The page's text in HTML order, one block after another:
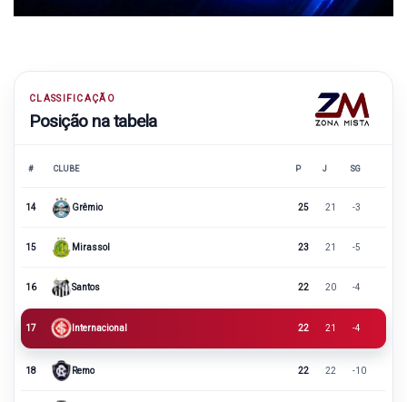
CLASSIFICAÇÃO
Posição na tabela
# CLUBE P J SG
14 Grêmio 25 21 -3
15 Mirassol 23 21 -5
16 Santos 22 20 -4
17 Internacional 22 21 -4
18 Remo 22 22 -10